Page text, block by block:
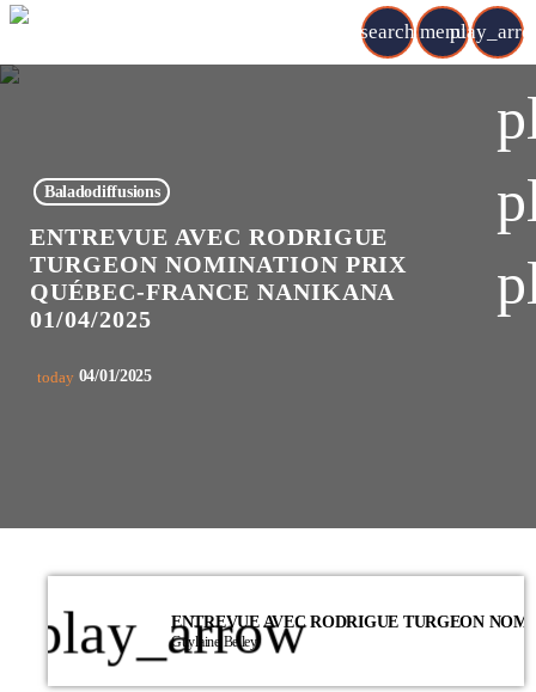
search menu
Baladodiffusions
ENTREVUE AVEC RODRIGUE
TURGEON NOMINATION PRIX
QUÉBEC-FRANCE NANIKANA
01/04/2025
today 04/01/2025
play_arrow
Guylaine Belley